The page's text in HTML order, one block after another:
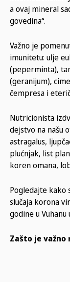
a ovaj mineral
govedina“.
Važno je
imunitetu: ulje
(peperminta),
(geranijum),
čempresa i
Nutricionista
dejstvo na našu
astragalus,
plućnjak, list
koren omana,
Pogledajte kako
slučaja korona
godine u Vuhanu
Zašto je važno